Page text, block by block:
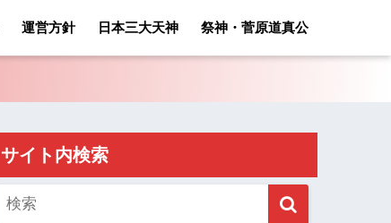
運営方針 日本三大天神 祭神・菅原道真公
サイト内検索